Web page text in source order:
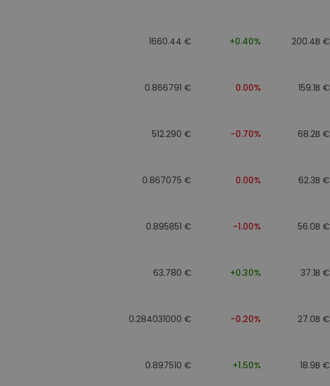
1660.44 € +0.40% 200.4B €
0.866791 € 0.00% 159.1B €
512.290 € -0.70% 68.2B €
0.867075 € 0.00% 62.3B €
0.895851 € -1.00% 56.0B €
63.780 € +0.30% 37.1B €
0.284031000 € -0.20% 27.0B €
0.897510 € +1.50% 18.9B €